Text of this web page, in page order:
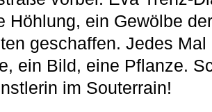
Höhlung, ein Gewölbe
geschaffen. Jedes
ein Bild, eine Pflanze.
im Souterrain!